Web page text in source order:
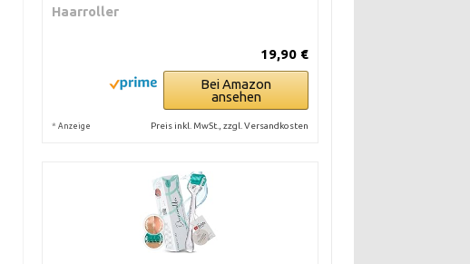
Haarroller
19,90 €
Bei Amazon
ansehen
* Anzeige Preis inkl. MwSt., zzgl. Versandkosten